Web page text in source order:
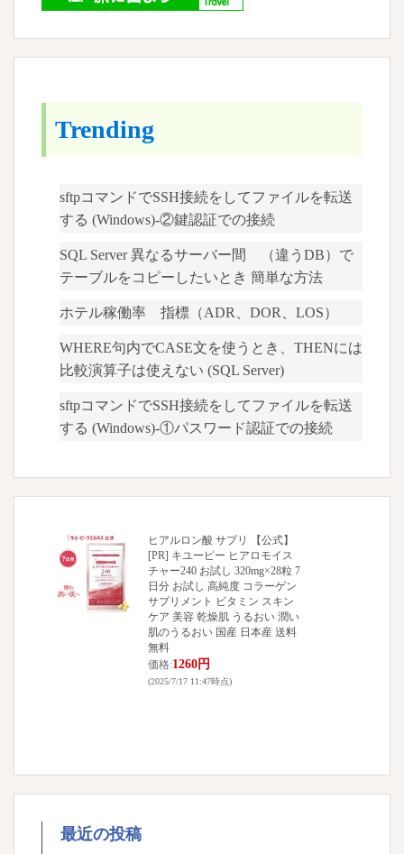
る
ン
Trending
sftpコマンドでSSH接続をしてファイルを転送
する (Windows)-②鍵認証での接続
SQL Server 異なるサーバー間 （違うDB）で
テーブルをコピーしたいとき 簡単な方法
ホテル稼働率 指標（ADR、DOR、LOS）
WHERE句内でCASE文を使うとき、THENには
比較演算子は使えない (SQL Server)
sftpコマンドでSSH接続をしてファイルを転送
する (Windows)-①パスワード認証での接続
ヒアルロン酸 サプリ 【公式】
[PR] キユーピー ヒアロモイス
チャー240 お試し 320mg×28粒 7
日分 お試し 高純度 コラーゲン
サプリメント ビタミン スキン
ケア 美容 乾燥肌 うるおい 潤い
肌のうるおい 国産 日本産 送料
無料
価格:1260円
(2025/7/17 11:47時点)
最近の投稿